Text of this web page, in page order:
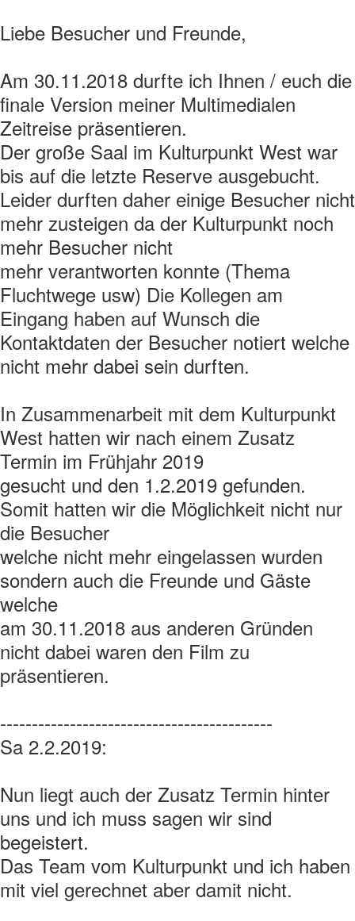
Liebe Besucher und Freunde,
Am 30.11.2018 durfte ich Ihnen / euch die
finale Version meiner Multimedialen
Zeitreise präsentieren.
Der große Saal im Kulturpunkt West war
bis auf die letzte Reserve ausgebucht.
Leider durften daher einige Besucher nicht
mehr zusteigen da der Kulturpunkt noch
mehr Besucher nicht
mehr verantworten konnte (Thema
Fluchtwege usw) Die Kollegen am
Eingang haben auf Wunsch die
Kontaktdaten der Besucher notiert welche
nicht mehr dabei sein durften.
In Zusammenarbeit mit dem Kulturpunkt
West hatten wir nach einem Zusatz
Termin im Frühjahr 2019
gesucht und den 1.2.2019 gefunden.
Somit hatten wir die Möglichkeit nicht nur
die Besucher
welche nicht mehr eingelassen wurden
sondern auch die Freunde und Gäste
welche
am 30.11.2018 aus anderen Gründen
nicht dabei waren den Film zu
präsentieren.
-------------------------------------------
Sa 2.2.2019:
Nun liegt auch der Zusatz Termin hinter
uns und ich muss sagen wir sind
begeistert.
Das Team vom Kulturpunkt und ich haben
mit viel gerechnet aber damit nicht.